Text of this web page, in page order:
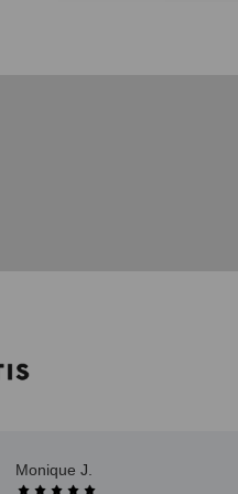
Monique J.